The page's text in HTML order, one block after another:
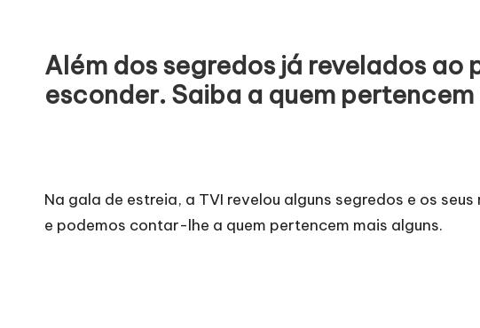
Além dos segredos já revelados
esconder. Saiba a quem
Na gala de estreia, a TVI revelou alguns segredos e os
e podemos contar-lhe a quem pertencem mais alguns.